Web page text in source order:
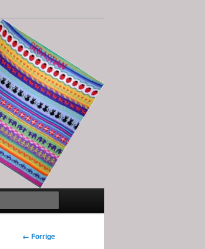
Billednavigation
← Forrige